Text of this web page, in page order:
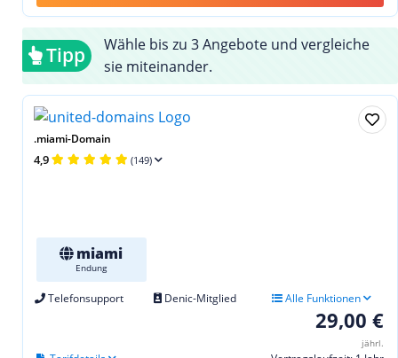
Tipp
Wähle bis zu 3 Angebote und vergleiche
sie miteinander.
.miami-Domain
4,9 (149)
miami
Endung
Telefonsupport Denic-Mitglied Alle Funktionen
29,00 €
jährl.